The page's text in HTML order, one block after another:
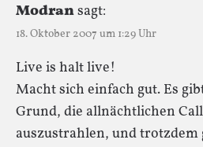
Modransagt:
18. Oktober 2007 um 1:29 Uhr
Live is halt live!
Macht sich einfach gut. Es
Grund, die allnächtlichen
auszustrahlen, und trotzdem